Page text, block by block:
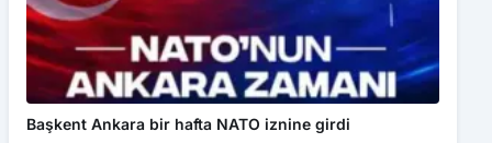
Başkent Ankara bir hafta NATO iznine girdi